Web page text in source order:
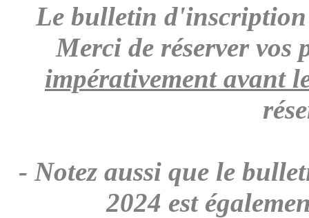
Le bulletin
Merci de réserver vos
impérativement avant
- Notez aussi que le
2024 est